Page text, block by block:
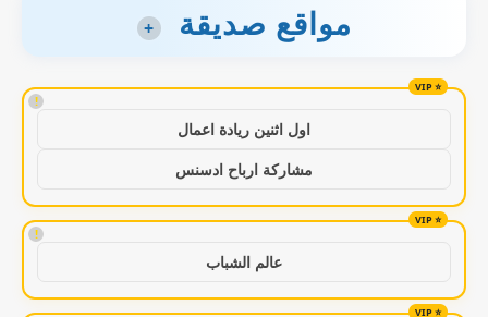
مواقع صديقة +
!
اول اثنين ريادة اعمال
مشاركة ارباح ادسنس
!
عالم الشباب